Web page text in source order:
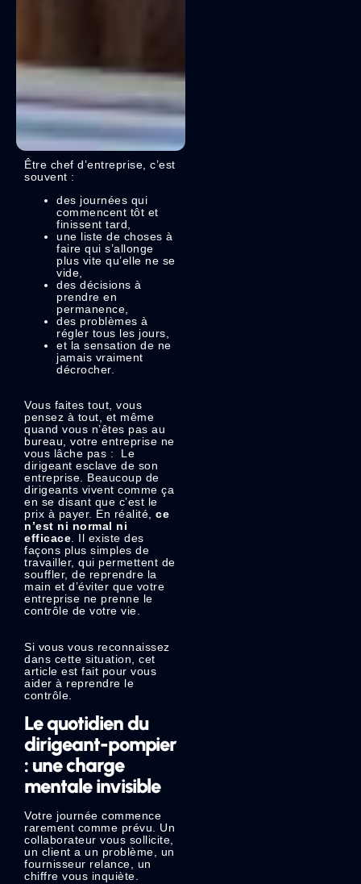
Être chef d’entreprise, c’est
souvent :
des journées qui
commencent tôt et
finissent tard,
une liste de choses à
faire qui s’allonge
plus vite qu’elle ne se
vide,
des décisions à
prendre en
permanence,
des problèmes à
régler tous les jours,
et la sensation de ne
jamais vraiment
décrocher.
Vous faites tout, vous
pensez à tout, et même
quand vous n’êtes pas au
bureau, votre entreprise ne
vous lâche pas : Le
dirigeant esclave de son
entreprise. Beaucoup de
dirigeants vivent comme ça
en se disant que c’est le
prix à payer. En réalité, ce
n’est ni normal ni
efficace. Il existe des
façons plus simples de
travailler, qui permettent de
souffler, de reprendre la
main et d’éviter que votre
entreprise ne prenne le
contrôle de votre vie.
Si vous vous reconnaissez
dans cette situation, cet
article est fait pour vous
aider à reprendre le
contrôle.
Le quotidien du
dirigeant-pompier
: une charge
mentale invisible
Votre journée commence
rarement comme prévu. Un
collaborateur vous sollicite,
un client a un problème, un
fournisseur relance, un
chiffre vous inquiète.